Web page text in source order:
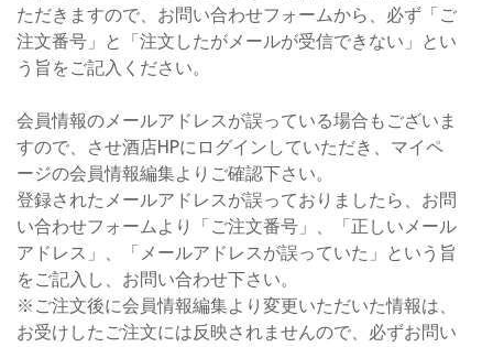
ただきますので、お問い合わせフォームから、必ず「ご
注文番号」と「注文したがメールが受信できない」とい
う旨をご記入ください。
会員情報のメールアドレスが誤っている場合もございま
すので、させ酒店HPにログインしていただき、マイペ
ージの会員情報編集よりご確認下さい。
登録されたメールアドレスが誤っておりましたら、お問
い合わせフォームより「ご注文番号」、「正しいメール
アドレス」、「メールアドレスが誤っていた」という旨
をご記入し、お問い合わせ下さい。
※ご注文後に会員情報編集より変更いただいた情報は、
お受けしたご注文には反映されませんので、必ずお問い